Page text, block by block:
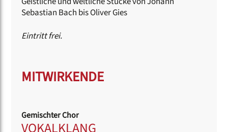
Sebastian Bach bis Oliver Gies
Eintritt frei.
MITWIRKENDE
Gemischter Chor